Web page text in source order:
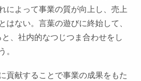
によって事業の質が向上し、売上
はない。言葉の遊びに終始して、
、社内的なつじつま合わせをし
。
貢献することで事業の成果をもた